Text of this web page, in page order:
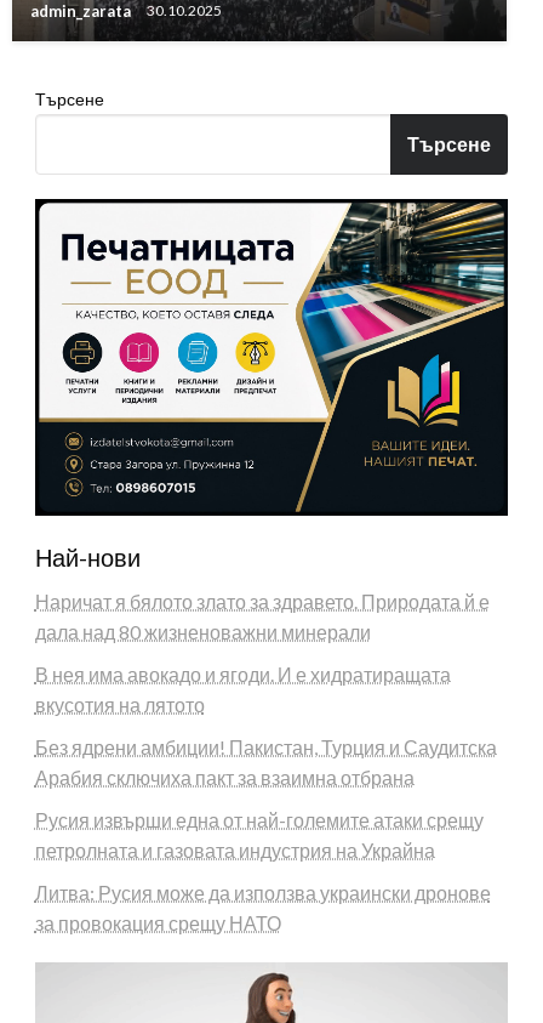
admin_zarata 30.10.2025
Търсене
Търсене
Най-нови
Наричат я бялото злато за здравето. Природата й е
дала над 80 жизненоважни минерали
В нея има авокадо и ягоди. И е хидратиращата
вкусотия на лятото
Без ядрени амбиции! Пакистан, Турция и Саудитска
Арабия сключиха пакт за взаимна отбрана
Русия извърши една от най-големите атаки срещу
петролната и газовата индустрия на Украйна
Литва: Русия може да използва украински дронове
за провокация срещу НАТО